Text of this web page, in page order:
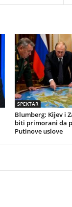
SPEKTAR
Blumberg: Kijev i
biti primorani da
Putinove uslove